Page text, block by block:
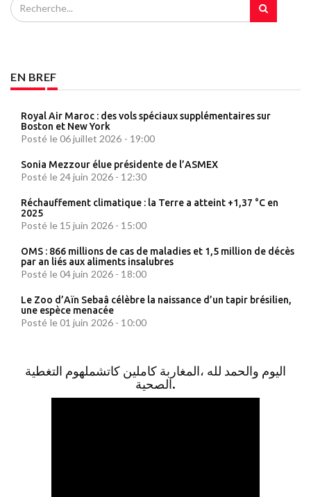
EN BREF
Royal Air Maroc : des vols spéciaux supplémentaires sur
Boston et New York
Posté le 06 juillet 2026 - 19:00
Sonia Mezzour élue présidente de l’ASMEX
Posté le 24 juin 2026 - 12:30
Réchauffement climatique : la Terre a atteint +1,37 °C en
2025
Posté le 15 juin 2026 - 15:00
OMS : 866 millions de cas de maladies et 1,5 million de décès
par an liés aux aliments insalubres
Posté le 04 juin 2026 - 18:00
Le Zoo d’Aïn Sebaâ célèbre la naissance d’un tapir brésilien,
une espèce menacée
Posté le 01 juin 2026 - 10:00
اليوم والحمد لله ،المغاربة كاملين كاتشملهوم التغطية
الصحية.